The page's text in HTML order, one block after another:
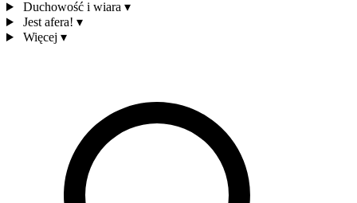
Duchowość i wiara ▾
Jest afera! ▾
Więcej ▾